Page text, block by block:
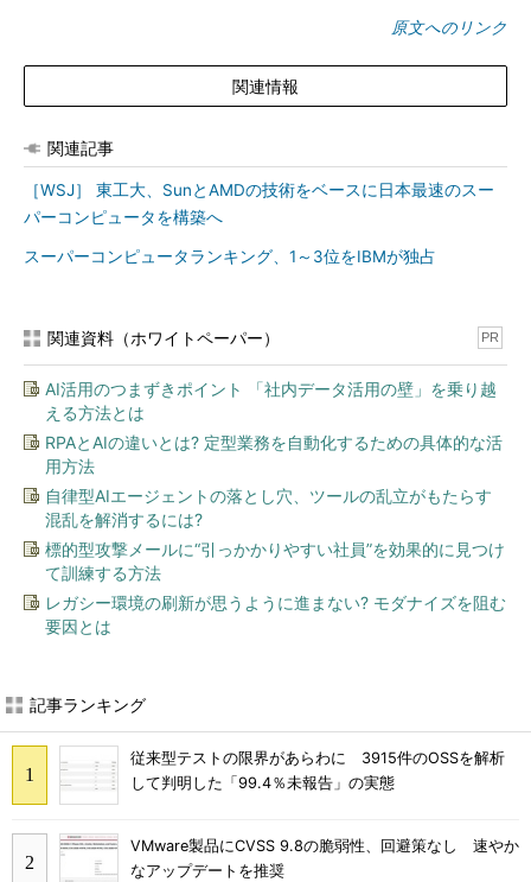
原文へのリンク
関連情報
関連記事
［WSJ］ 東工大、SunとAMDの技術をベースに日本最速のスー
パーコンピュータを構築へ
スーパーコンピュータランキング、1～3位をIBMが独占
関連資料（ホワイトペーパー） PR
AI活用のつまずきポイント 「社内データ活用の壁」を乗り越
える方法とは
RPAとAIの違いとは? 定型業務を自動化するための具体的な活
用方法
自律型AIエージェントの落とし穴、ツールの乱立がもたらす
混乱を解消するには?
標的型攻撃メールに“引っかかりやすい社員”を効果的に見つけ
て訓練する方法
レガシー環境の刷新が思うように進まない? モダナイズを阻む
要因とは
記事ランキング
従来型テストの限界があらわに 3915件のOSSを解析
して判明した「99.4％未報告」の実態
VMware製品にCVSS 9.8の脆弱性、回避策なし 速やか
なアップデートを推奨